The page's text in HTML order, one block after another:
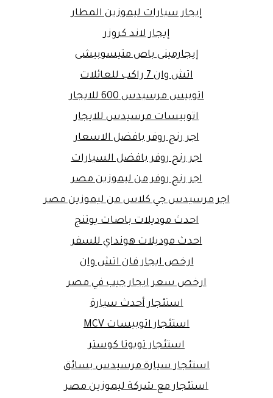
إيجار سيارات ليموزين المطار
إيجار لاند كروزر
إيجارمينى باص متيسوبيشى
اتش وان 7 راكب للعائلات
اتوبيس مرسيدس 600 للايجار
اتوبيسات مرسيدس للايجار
اجر رنج روفر بافضل الاسعار
اجر رنج روفر بافضل السيارات
اجر رنج روفر من ليموزين مصر
اجر مرسيدس جي كلاس من ليموزين مصر
احدث موديلات باصات يوتنج
احدث موديلات هونداي للسفر
ارخص ايجار فان اتش وان
ارخص سعر ايجار جيب في مصر
استئجار أحدث سيارة
استئجار اتوبيسات MCV
استئجار تويوتا كوستر
استئجار سيارة مرسيدس بسائق
استئجار مع شركة ليموزين مصر